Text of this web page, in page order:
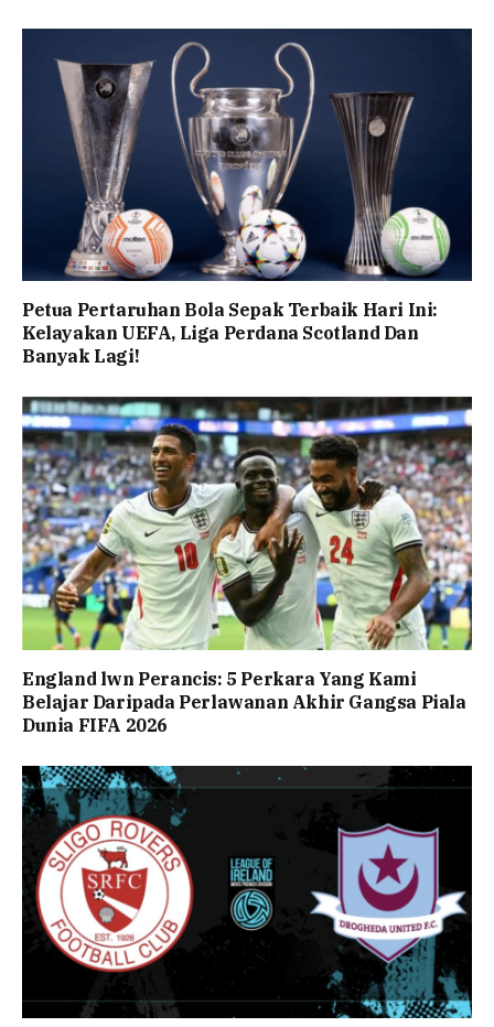
Petua Pertaruhan Bola Sepak Terbaik Hari Ini:
Kelayakan UEFA, Liga Perdana Scotland Dan
Banyak Lagi!
England lwn Perancis: 5 Perkara Yang Kami
Belajar Daripada Perlawanan Akhir Gangsa Piala
Dunia FIFA 2026